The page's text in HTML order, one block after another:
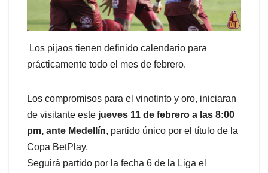
Los pijaos tienen definido calendario para
prácticamente todo el mes de febrero.
Los compromisos para el vinotinto y oro, iniciaran
de visitante este jueves 11 de febrero a las 8:00
pm, ante Medellín, partido único por el título de la
Copa BetPlay.
Seguirá partido por la fecha 6 de la Liga el